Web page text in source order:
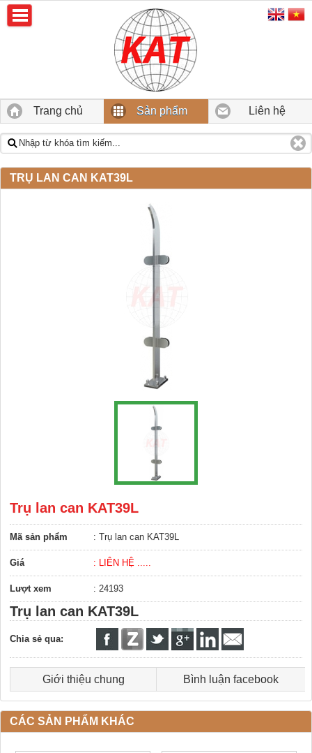
Trang chủ Sản phẩm Liên hệ
TRỤ LAN CAN KAT39L
Trụ lan can KAT39L
Mã sản phẩm : Trụ lan can KAT39L
Giá : LIÊN HỆ .....
Lượt xem : 24193
Trụ lan can KAT39L
Chia sẻ qua:
Giới thiệu chung Bình luận facebook
CÁC SẢN PHẨM KHÁC